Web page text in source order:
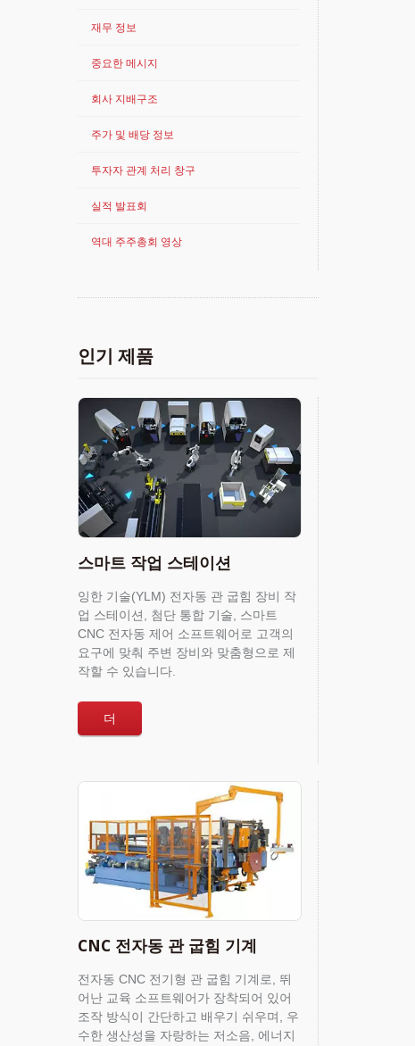
재무 정보
중요한 메시지
회사 지배구조
주가 및 배당 정보
투자자 관계 처리 창구
실적 발표회
역대 주주총회 영상
인기 제품
스마트 작업 스테이션
잉한 기술(YLM) 전자동 관 굽힘 장비 작
업 스테이션, 첨단 통합 기술, 스마트
CNC 전자동 제어 소프트웨어로 고객의
요구에 맞춰 주변 장비와 맞춤형으로 제
작할 수 있습니다.
더
CNC 전자동 관 굽힘 기계
전자동 CNC 전기형 관 굽힘 기계로, 뛰
어난 교육 소프트웨어가 장착되어 있어
조작 방식이 간단하고 배우기 쉬우며, 우
수한 생산성을 자랑하는 저소음, 에너지